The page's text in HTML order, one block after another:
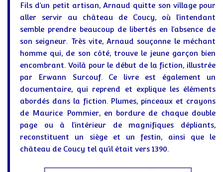
Fils d’un petit artisan, Arnaud quitte son village pour
aller servir au château de Coucy, où l’intendant
semble prendre beaucoup de libertés en l’absence de
son seigneur. Très vite, Arnaud souçonne le méchant
homme qui, de son côté, trouve le jeune garçon bien
encombrant. Voilà pour le début de la fiction, illustrée
par Erwann Surcouf. Ce livre est également un
documentaire, qui reprend et explique les éléments
abordés dans la fiction. Plumes, pinceaux et crayons
de Maurice Pommier, en bordure de chaque double
page ou à l’intérieur de magnifiques dépliants,
reconstituent un siège et un festin, ainsi que le
château de Coucy tel qu’il était vers 1390.